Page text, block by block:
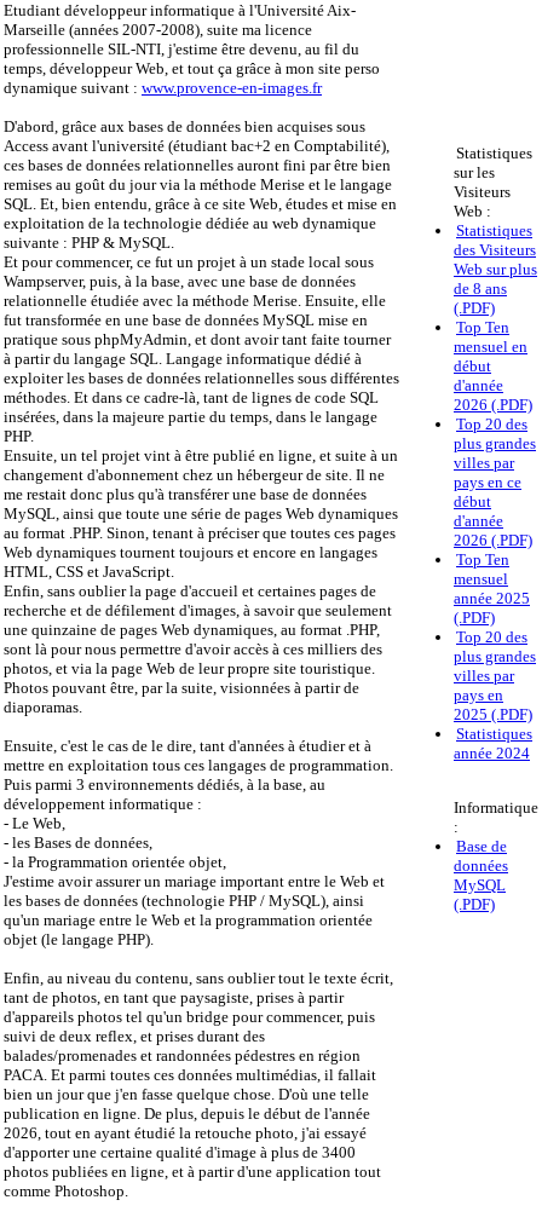
Etudiant développeur informatique à l'Université Aix-
Marseille (années 2007-2008), suite ma licence
professionnelle SIL-NTI, j'estime être devenu, au fil du
temps, développeur Web, et tout ça grâce à mon site perso
dynamique suivant : www.provence-en-images.fr
D'abord, grâce aux bases de données bien acquises sous
Access avant l'université (étudiant bac+2 en Comptabilité),
ces bases de données relationnelles auront fini par être bien
remises au goût du jour via la méthode Merise et le langage
SQL. Et, bien entendu, grâce à ce site Web, études et mise en
exploitation de la technologie dédiée au web dynamique
suivante : PHP & MySQL.
Et pour commencer, ce fut un projet à un stade local sous
Wampserver, puis, à la base, avec une base de données
relationnelle étudiée avec la méthode Merise. Ensuite, elle
fut transformée en une base de données MySQL mise en
pratique sous phpMyAdmin, et dont avoir tant faite tourner
à partir du langage SQL. Langage informatique dédié à
exploiter les bases de données relationnelles sous différentes
méthodes. Et dans ce cadre-là, tant de lignes de code SQL
insérées, dans la majeure partie du temps, dans le langage
PHP.
Ensuite, un tel projet vint à être publié en ligne, et suite à un
changement d'abonnement chez un hébergeur de site. Il ne
me restait donc plus qu'à transférer une base de données
MySQL, ainsi que toute une série de pages Web dynamiques
au format .PHP. Sinon, tenant à préciser que toutes ces pages
Web dynamiques tournent toujours et encore en langages
HTML, CSS et JavaScript.
Enfin, sans oublier la page d'accueil et certaines pages de
recherche et de défilement d'images, à savoir que seulement
une quinzaine de pages Web dynamiques, au format .PHP,
sont là pour nous permettre d'avoir accès à ces milliers des
photos, et via la page Web de leur propre site touristique.
Photos pouvant être, par la suite, visionnées à partir de
diaporamas.
Ensuite, c'est le cas de le dire, tant d'années à étudier et à
mettre en exploitation tous ces langages de programmation.
Puis parmi 3 environnements dédiés, à la base, au
développement informatique :
- Le Web,
- les Bases de données,
- la Programmation orientée objet,
J'estime avoir assurer un mariage important entre le Web et
les bases de données (technologie PHP / MySQL), ainsi
qu'un mariage entre le Web et la programmation orientée
objet (le langage PHP).
Enfin, au niveau du contenu, sans oublier tout le texte écrit,
tant de photos, en tant que paysagiste, prises à partir
d'appareils photos tel qu'un bridge pour commencer, puis
suivi de deux reflex, et prises durant des
balades/promenades et randonnées pédestres en région
PACA. Et parmi toutes ces données multimédias, il fallait
bien un jour que j'en fasse quelque chose. D'où une telle
publication en ligne. De plus, depuis le début de l'année
2026, tout en ayant étudié la retouche photo, j'ai essayé
d'apporter une certaine qualité d'image à plus de 3400
photos publiées en ligne, et à partir d'une application tout
comme Photoshop.
Statistiques
sur les
Visiteurs
Web :
Statistiques
des Visiteurs
Web sur plus
de 8 ans
(.PDF)
Top Ten
mensuel en
début
d'année
2026 (.PDF)
Top 20 des
plus grandes
villes par
pays en ce
début
d'année
2026 (.PDF)
Top Ten
mensuel
année 2025
(.PDF)
Top 20 des
plus grandes
villes par
pays en
2025 (.PDF)
Statistiques
année 2024
Informatique
:
Base de
données
MySQL
(.PDF)